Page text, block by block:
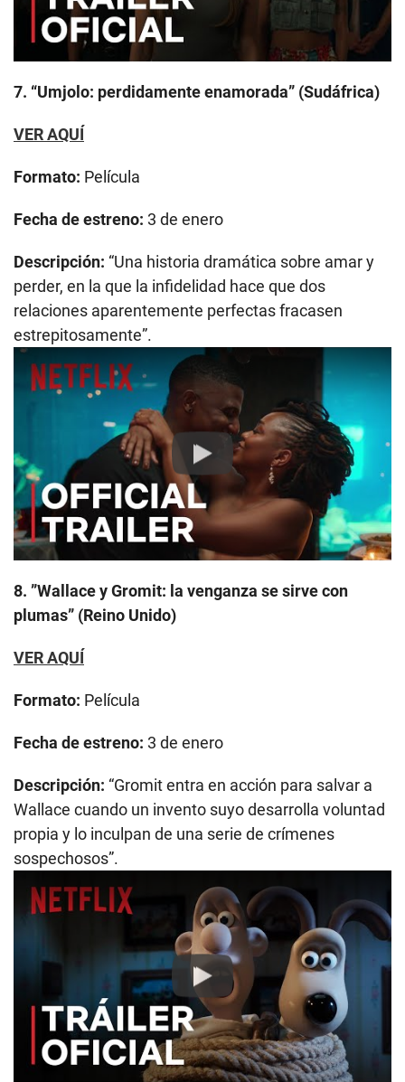
7. “Umjolo: perdidamente enamorada” (Sudáfrica)
VER AQUÍ
Formato: Película
Fecha de estreno: 3 de enero
Descripción: “Una historia dramática sobre amar y
perder, en la que la infidelidad hace que dos
relaciones aparentemente perfectas fracasen
estrepitosamente”.
Play
8. ”Wallace y Gromit: la venganza se sirve con
plumas” (Reino Unido)
VER AQUÍ
Formato: Película
Fecha de estreno: 3 de enero
Descripción: “Gromit entra en acción para salvar a
Wallace cuando un invento suyo desarrolla voluntad
propia y lo inculpan de una serie de crímenes
sospechosos”.
Play